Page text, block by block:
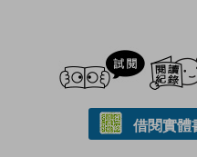
試閲
借閱實體